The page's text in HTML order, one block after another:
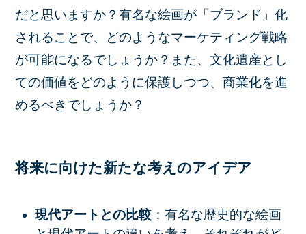
だと思いますか？有名な絵画が「ブランド」化
されることで、どのようなマーケティング戦略
が可能になるでしょうか？また、文化遺産とし
ての価値をどのように保護しつつ、商業化を進
めるべきでしょうか？
将来に向けた新たな考えのアイデア
現代アートとの比較：有名な歴史的な絵画